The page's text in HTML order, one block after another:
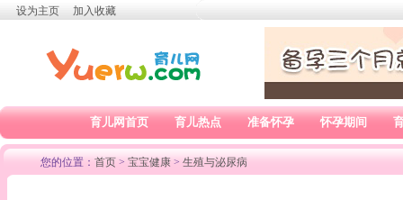
设为主页 加入收藏
育儿网首页 育儿热点 准备怀孕 怀孕期间
您的位置： 首页 > 宝宝健康 > 生殖与泌尿病